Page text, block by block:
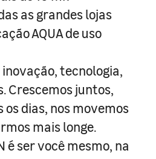
as grandes lojas
AQUA de uso
tecnologia,
Crescemos juntos,
dias, nos movemos
mais longe.
é ser você mesmo, na